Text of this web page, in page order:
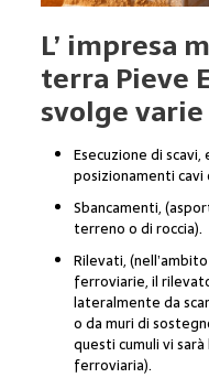
L’ impresa
terra Pieve
svolge
Esecuzione di
posizionamenti
Sbancamenti,
terreno o di roccia).
Rilevati,
ferroviarie, il
lateralmente da
o da muri di
questi cumuli vi
ferroviaria).